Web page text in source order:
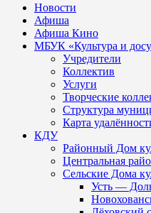
Новости
Афиша
Афиша Кино
МБУК «Культура и
Учредители
Коллектив
Услуги
Творческие
Структура
Карта
КДУ
Районный Дом
Центральная
Сельские Дома
Усть —